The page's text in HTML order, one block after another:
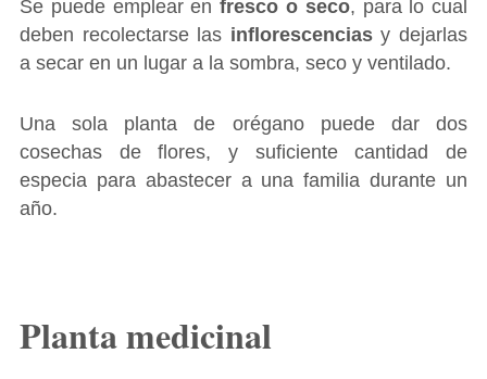
Se puede emplear enfresco o seco, para lo cual
deben recolectarse las inflorescenciasy dejarlas
a secar en un lugar a la sombra, seco y ventilado.
Una sola planta de orégano puede dar dos
cosechas de flores, y suficiente cantidad de
especia para abastecer a una familia durante un
año.
Planta medicinal